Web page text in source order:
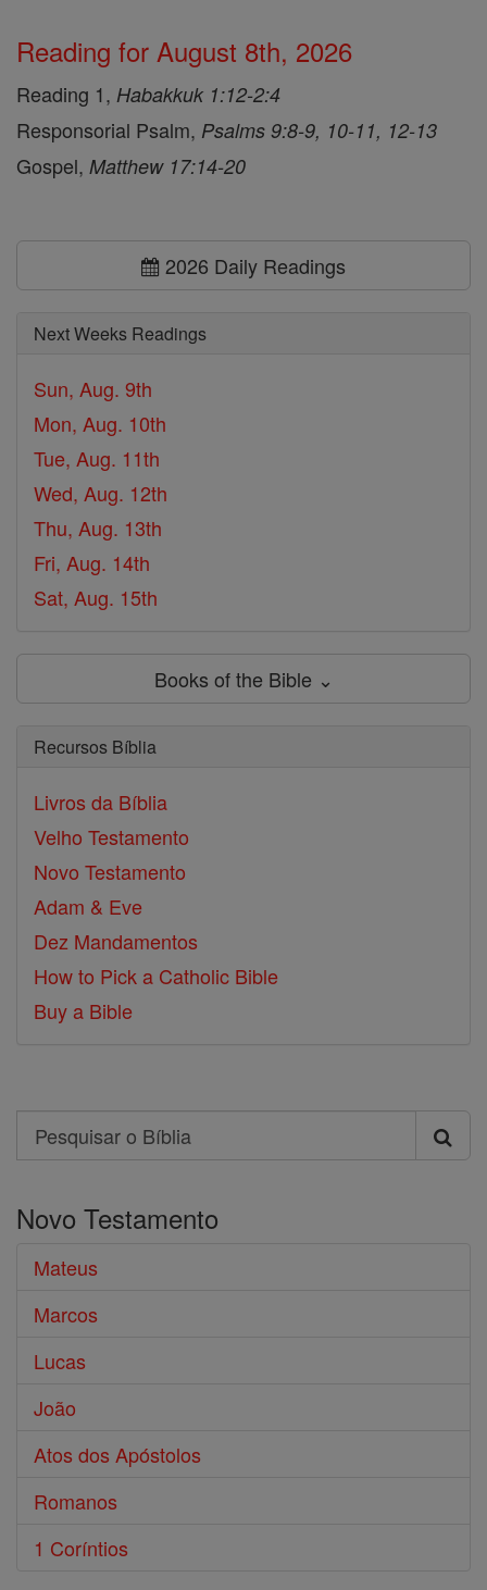
Reading for August 8th, 2026
Reading 1, Habakkuk 1:12-2:4
Responsorial Psalm, Psalms 9:8-9, 10-11, 12-13
Gospel, Matthew 17:14-20
2026 Daily Readings
Next Weeks Readings
Sun, Aug. 9th
Mon, Aug. 10th
Tue, Aug. 11th
Wed, Aug. 12th
Thu, Aug. 13th
Fri, Aug. 14th
Sat, Aug. 15th
Books of the Bible ⌄
Recursos Bíblia
Livros da Bíblia
Velho Testamento
Novo Testamento
Adam & Eve
Dez Mandamentos
How to Pick a Catholic Bible
Buy a Bible
Search
Pesquisar
Bíblia
Novo Testamento
Mateus
Marcos
Lucas
João
Atos dos Apóstolos
Romanos
1 Coríntios